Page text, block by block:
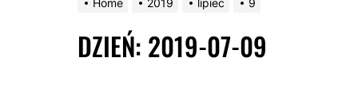
Home 2019 lipiec 9
DZIEŃ: 2019-07-09